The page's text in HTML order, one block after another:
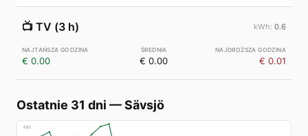
📺 TV (3 h) 0.6
€ 0.00 € 0.00 € 0.01
Ostatnie 31 dni —Sävsjö
€83